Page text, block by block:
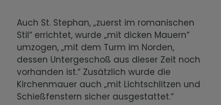
Auch St. Stephan, „zuerst im romanischen
Stil“ errichtet, wurde „mit dicken Mauern“
umzogen, „mit dem Turm im Norden,
dessen Untergeschoß aus dieser Zeit noch
vorhanden ist.“ Zusätzlich wurde die
Kirchenmauer auch „mit Lichtschlitzen und
Schießfenstern sicher ausgestattet.“